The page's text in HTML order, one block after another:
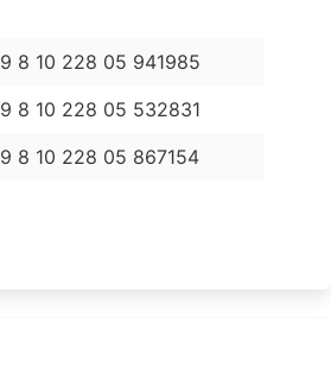
9 8 10 228 05 941985
9 8 10 228 05 532831
9 8 10 228 05 867154